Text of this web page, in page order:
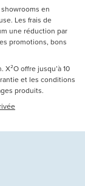
en
Les frais de
une réduction par
promotions, bons
offre jusqu’à 10
et les conditions
produits.